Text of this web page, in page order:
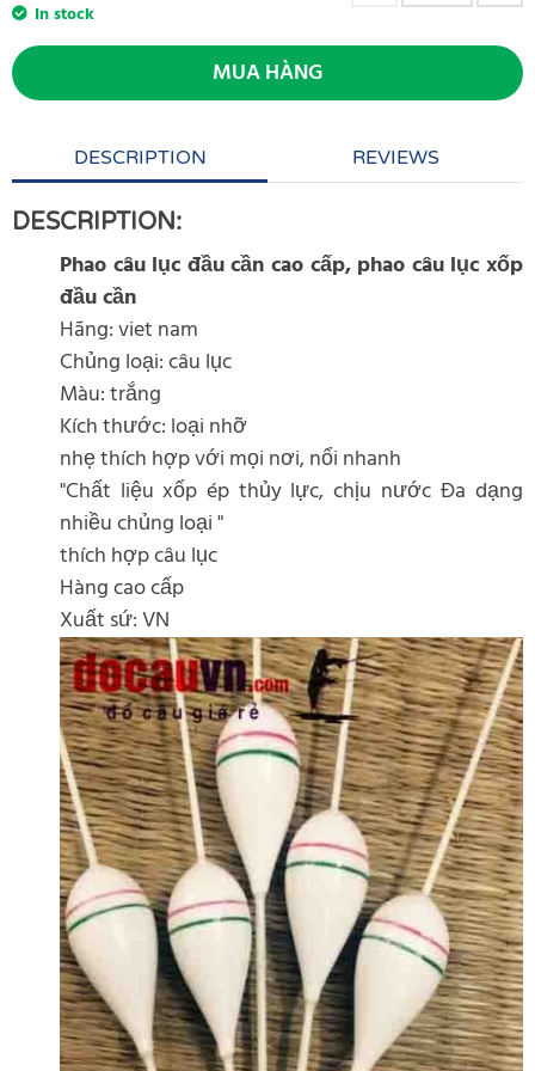
In stock
MUA HÀNG
DESCRIPTION REVIEWS
DESCRIPTION:
Phao câu lục đầu cần cao cấp, phao câu lục xốp
đầu cần
Hãng: viet nam
Chủng loại: câu lục
Màu: trắng
Kích thước: loại nhỡ
nhẹ thích hợp với mọi nơi, nổi nhanh
"Chất liệu xốp ép thủy lực, chịu nước Đa dạng
nhiều chủng loại "
thích hợp câu lục
Hàng cao cấp
Xuất sứ: VN